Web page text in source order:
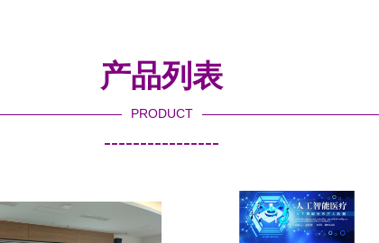
产品列表
PRODUCT
----------------